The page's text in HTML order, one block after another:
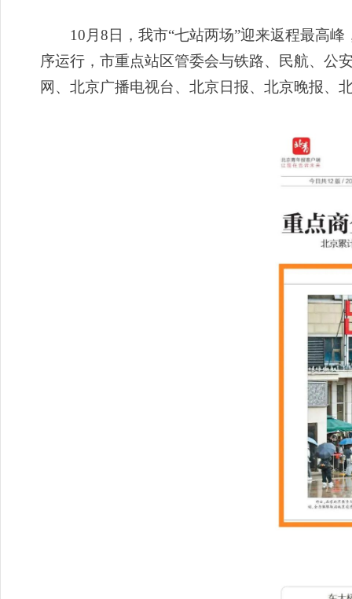
10月8日，我市“七站两场”迎来返程最高峰
序运行，市重点站区管委会与铁路、民航、公
网、北京广播电视台、北京日报、北京晚报、